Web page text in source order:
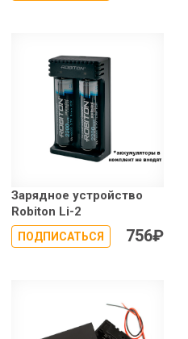
Зарядное устройство
Robiton Li-2
ПОДПИСАТЬСЯ 756₽